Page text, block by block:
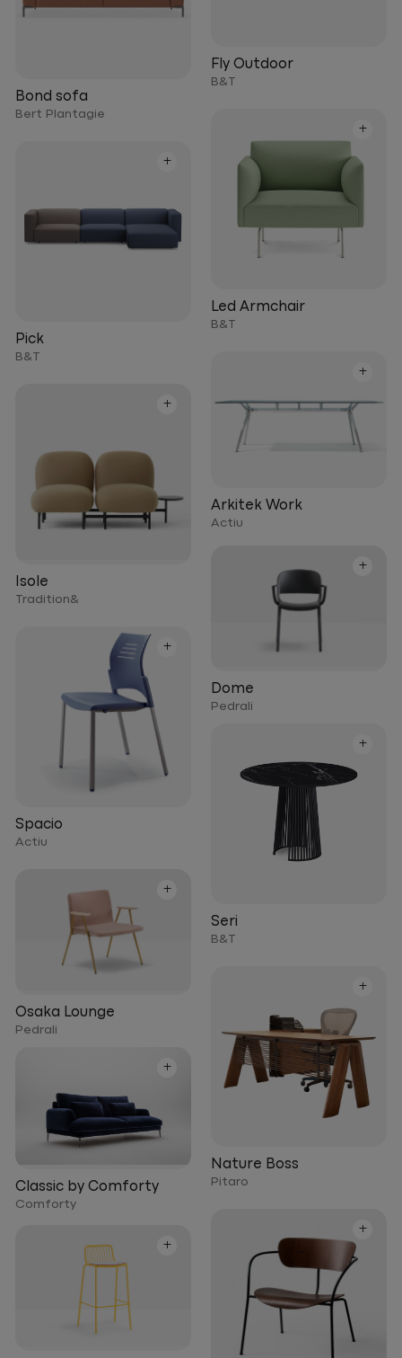
Fly Outdoor
B&T
Bond sofa
Bert Plantagie
+
Led Armchair
B&T
+
Pick
B&T
+
Arkitek Work
Actiu
+
Isole
Tradition&
+
Dome
Pedrali
+
Spacio
Actiu
+
Seri
B&T
+
Osaka Lounge
Pedrali
+
Nature Boss
Pitaro
+
Classic by Comforty
Comforty
+
+